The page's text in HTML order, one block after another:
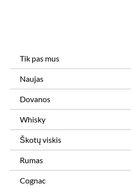
Tik pas mus
Naujas
Dovanos
Whisky
Škotų viskis
Rumas
Cognac